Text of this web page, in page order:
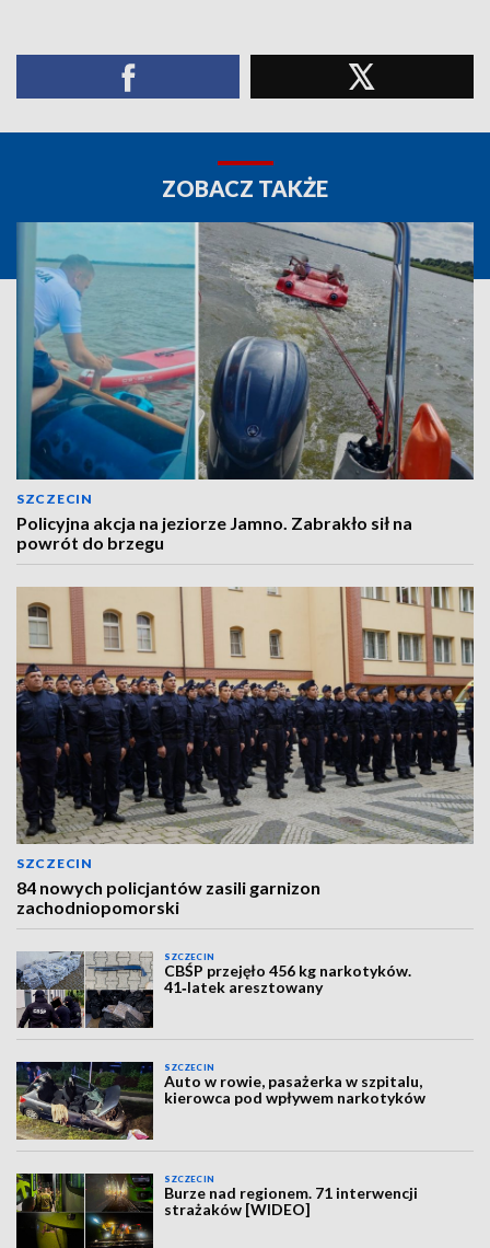
ZOBACZ TAKŻE
SZCZECIN
Policyjna akcja na jeziorze Jamno. Zabrakło sił na
powrót do brzegu
SZCZECIN
84 nowych policjantów zasili garnizon
zachodniopomorski
SZCZECIN
CBŚP przejęło 456 kg narkotyków.
41‑latek aresztowany
SZCZECIN
Auto w rowie, pasażerka w szpitalu,
kierowca pod wpływem narkotyków
SZCZECIN
Burze nad regionem. 71 interwencji
strażaków [WIDEO]